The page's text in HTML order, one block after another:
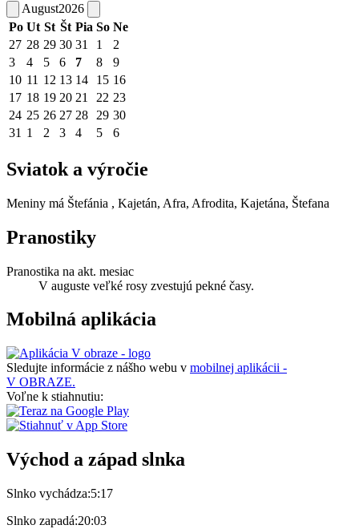
August2026
Po Ut St Št Pia So Ne
27 28 29 30 31 1
2
3
4 5 6 7 8
9
10 11 12 13 14 15 16
17 18 19 20 21 22 23
24 25 26 27 28 29 30
31 1 2 3 4 5 6
Sviatok a výročie
Meniny má Štefánia , Kajetán, Afra, Afrodita, Kajetána, Štefana
Pranostiky
Pranostika na akt. mesiac
V auguste veľké rosy zvestujú pekné časy.
Mobilná aplikácia
Sledujte informácie z nášho webu v mobilnej aplikácii -
V OBRAZE.
Voľne k stiahnutiu:
Východ a západ slnka
Slnko vychádza:5:17
Slnko zapadá:20:03